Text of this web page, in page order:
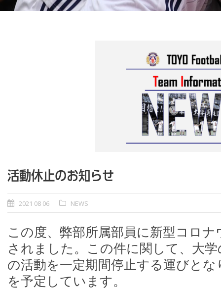
活動休止のお知らせ
2021 08 06 NEWS
この度、弊部所属部員に新型コロ
されました。この件に関して、大
の活動を一定期間停止する運びと
を予定しています。